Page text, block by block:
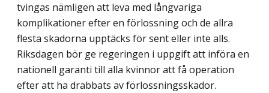
tvingas nämligen att leva med långvariga
komplikationer efter en förlossning och de allra
flesta skadorna upptäcks för sent eller inte alls.
Riksdagen bör ge regeringen i uppgift att införa en
nationell garanti till alla kvinnor att få operation
efter att ha drabbats av förlossningsskador.